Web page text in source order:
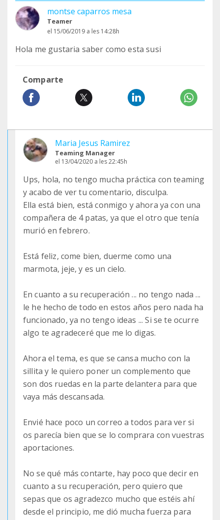
montse caparros mesa
Teamer
el 15/06/2019 a les 14:28h
Hola me gustaria saber como esta susi
Comparte
Maria Jesus Ramirez
Teaming Manager
el 13/04/2020 a les 22:45h
Ups, hola, no tengo mucha práctica con teaming
y acabo de ver tu comentario, disculpa.
Ella está bien, está conmigo y ahora ya con una
compañera de 4 patas, ya que el otro que tenía
murió en febrero.
Está feliz, come bien, duerme como una
marmota, jeje, y es un cielo.
En cuanto a su recuperación ... no tengo nada ...
le he hecho de todo en estos años pero nada ha
funcionado, ya no tengo ideas ... Si se te ocurre
algo te agradeceré que me lo digas.
Ahora el tema, es que se cansa mucho con la
sillita y le quiero poner un complemento que
son dos ruedas en la parte delantera para que
vaya más descansada.
Envié hace poco un correo a todos para ver si
os parecía bien que se lo comprara con vuestras
aportaciones.
No se qué más contarte, hay poco que decir en
cuanto a su recuperación, pero quiero que
sepas que os agradezco mucho que estéis ahí
desde el principio, me dió mucha fuerza para